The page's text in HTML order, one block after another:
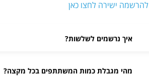
להרשמה ישירה לחצו כאן
איך נרשמים לשלשות?
מהי מגבלת כמות המשתתפים בכל מקצה?